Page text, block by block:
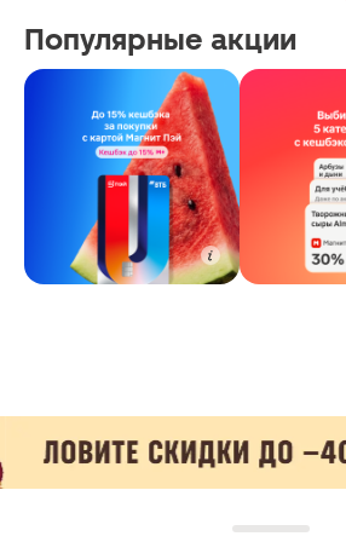
Популярные акции